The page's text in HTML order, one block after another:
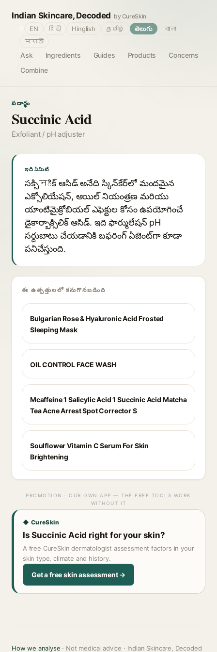
Indian Skincare, Decoded by CureSkin
Ask Ingredients Guides Products
Concerns
Combine
EN हिंदी Hinglish தமிழ் తెలుగు
বাংলা
मराठी
పదార్థం
Succinic Acid
Exfoliant / pH adjuster
ఇది ఏమిటి
సక్సిनిక్ ఆసిడ్ అనేది స్కిన్‌కేర్‌లో మందమైన
ఎక్సోలియేషన్, ఆయిల్ నియంత్రణ మరియు
యాంటిమైక్రోబియల్ ఎఫెక్టుల కోసం ఉపయోగించే
డైకార్బాక్సిలిక్ ఆసిడ్. ఇది ఫార్ములేషన్ pH
సర్దుబాటు చేయడానికి బఫరింగ్ ఏజెంట్‌గా కూడా
పనిచేస్తుంది.
ఈ ఉత్పత్తులలో కనుగొనబడింది
Bulgarian Rose & Hyaluronic Acid Frosted
Sleeping Mask
OIL CONTROL FACE WASH
Mcaffeine 1 Salicylic Acid 1 Succinic Acid Matcha
Tea Acne Arrest Spot Corrector S
Soulflower Vitamin C Serum For Skin
Brightening
PROMOTION · OUR OWN APP — THE FREE TOOLS WORK
WITHOUT IT
◆ CureSkin
Is Succinic Acid right for your skin?
A free CureSkin dermatologist assessment factors in your
skin type, climate and history.
Get a free skin assessment →
How we analyse · Not medical advice · Indian Skincare, Decoded